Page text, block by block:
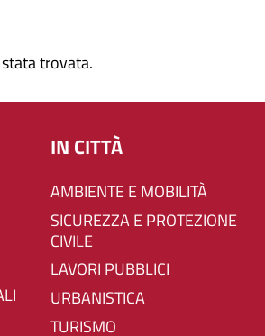
trovata.
IN CITTÀ
AMBIENTE E MOBILITÀ
SICUREZZA E PROTEZIONE
CIVILE
LAVORI PUBBLICI
URBANISTICA
TURISMO